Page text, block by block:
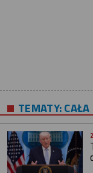
TEMATY: